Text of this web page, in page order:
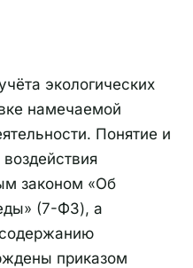
экологических
намечаемой
Понятие и
законом «Об
(7-ФЗ), а
приказом